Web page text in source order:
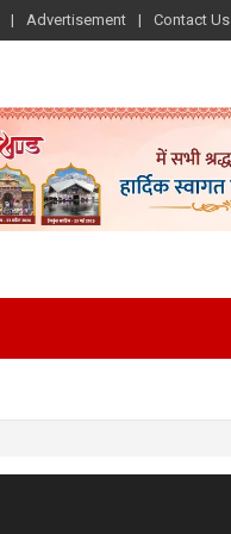
Advertisement Contact Us